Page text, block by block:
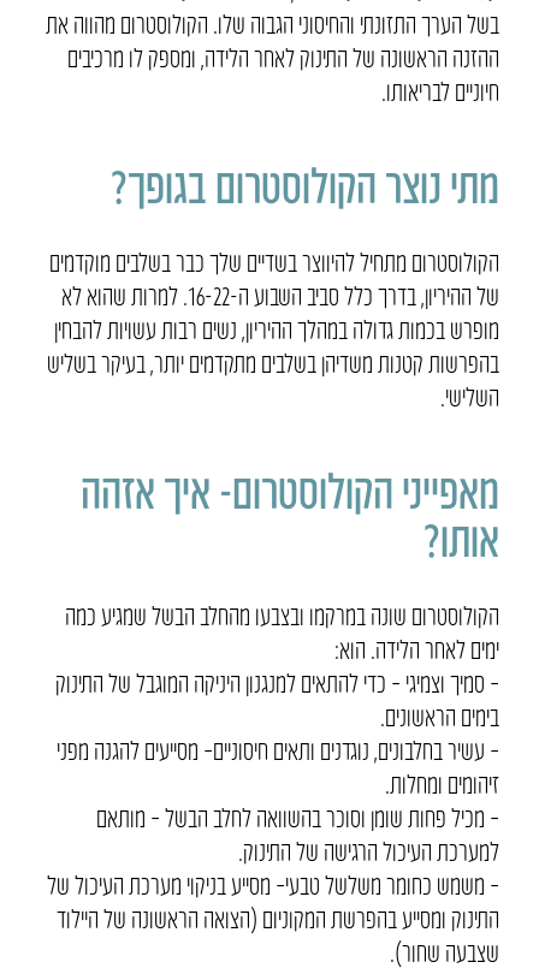
בשל הערך התזונתי והחיסוני הגבוה שלו. הקולוסטרום מהווה את
ההזנה הראשונה של התינוק לאחר הלידה, ומספק לו מרכיבים
חיוניים לבריאותו.
מתי נוצר הקולוסטרום בגופך?
הקולוסטרום מתחיל להיווצר בשדיים שלך כבר בשלבים מוקדמים
של ההיריון, בדרך כלל סביב השבוע ה-16-22. למרות שהוא לא
מופרש בכמות גדולה במהלך ההיריון, נשים רבות עשויות להבחין
בהפרשות קטנות משדיהן בשלבים מתקדמים יותר, בעיקר בשליש
השלישי.
מאפייני הקולוסטרום- איך אזהה
אותו?
הקולוסטרום שונה במרקמו ובצבעו מהחלב הבשל שמגיע כמה
ימים לאחר הלידה. הוא:
– סמיך וצמיגי – כדי להתאים למנגנון היניקה המוגבל של התינוק
בימים הראשונים.
– עשיר בחלבונים, נוגדנים ותאים חיסוניים– מסייעים להגנה מפני
זיהומים ומחלות.
– מכיל פחות שומן וסוכר בהשוואה לחלב הבשל – מותאם
למערכת העיכול הרגישה של התינוק.
– משמש כחומר משלשל טבעי– מסייע בניקוי מערכת העיכול של
התינוק ומסייע בהפרשת המקוניום (הצואה הראשונה של היילוד
שצבעה שחור).